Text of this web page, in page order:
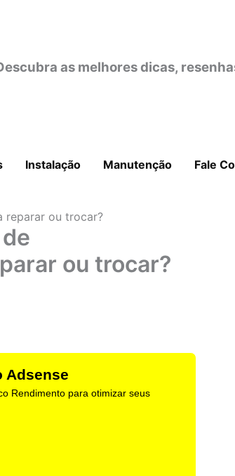
as melhores dicas,
Instalação Manutenção Fale
reparar ou trocar?
ou trocar?
Adsense
Rendimento para otimizar seus